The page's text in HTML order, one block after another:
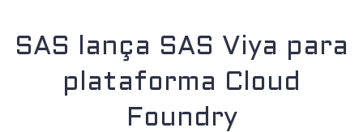
SAS lança SAS Viya para
plataforma Cloud
Foundry